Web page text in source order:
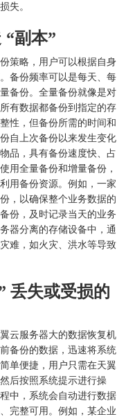
失。
“副本”
策略，用户可以根据自身
备份频率可以是每天、每
备份。全量备份就像是对
有数据都备份到指定的存
性，但备份所需的时间和
自上次备份以来发生变化
品，具有备份速度快、占
用全量备份和增量备份，
用备份资源。例如，一家
，以确保整个业务数据的
份，及时记录当天的业务
器分离的存储设备中，通
难，如火灾、洪水等导致
丢失或受损的
云服务器大的数据恢复机
备份的数据，迅速将系统
单便捷，用户只需在天翼
后按照系统提示进行操
中，系统会自动进行数据
完整可用。例如，某企业